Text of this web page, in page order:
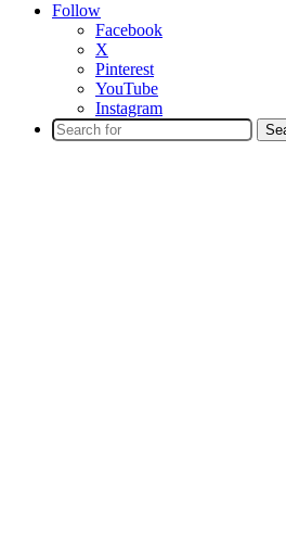
Follow
Facebook
X
Pinterest
YouTube
Instagram